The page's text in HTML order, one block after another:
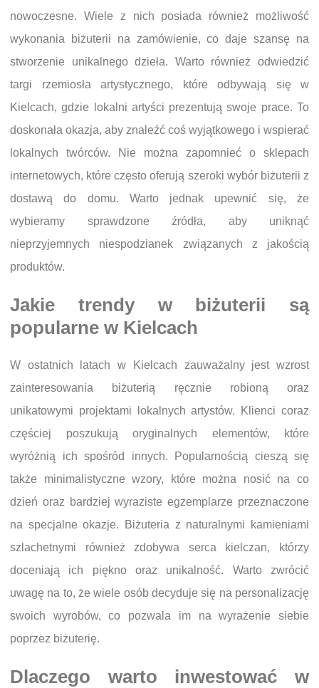
nowoczesne. Wiele z nich posiada również możliwość
wykonania biżuterii na zamówienie, co daje szansę na
stworzenie unikalnego dzieła. Warto również odwiedzić
targi rzemiosła artystycznego, które odbywają się w
Kielcach, gdzie lokalni artyści prezentują swoje prace. To
doskonała okazja, aby znaleźć coś wyjątkowego i wspierać
lokalnych twórców. Nie można zapomnieć o sklepach
internetowych, które często oferują szeroki wybór biżuterii z
dostawą do domu. Warto jednak upewnić się, że
wybieramy sprawdzone źródła, aby uniknąć
nieprzyjemnych niespodzianek związanych z jakością
produktów.
Jakie trendy w biżuterii są
popularne w Kielcach
W ostatnich latach w Kielcach zauważalny jest wzrost
zainteresowania biżuterią ręcznie robioną oraz
unikatowymi projektami lokalnych artystów. Klienci coraz
częściej poszukują oryginalnych elementów, które
wyróżnią ich spośród innych. Popularnością cieszą się
także minimalistyczne wzory, które można nosić na co
dzień oraz bardziej wyraziste egzemplarze przeznaczone
na specjalne okazje. Biżuteria z naturalnymi kamieniami
szlachetnymi również zdobywa serca kielczan, którzy
doceniają ich piękno oraz unikalność. Warto zwrócić
uwagę na to, że wiele osób decyduje się na personalizację
swoich wyrobów, co pozwala im na wyrażenie siebie
poprzez biżuterię.
Dlaczego warto inwestować w